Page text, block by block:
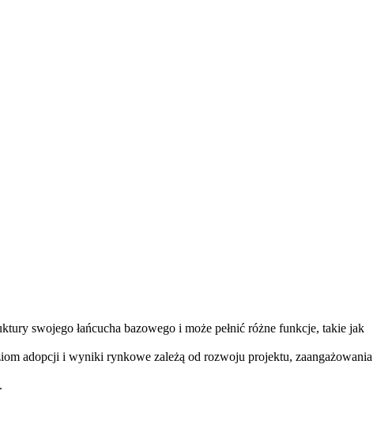
swojego łańcucha bazowego i może pełnić różne funkcje, takie jak
adopcji i wyniki rynkowe zależą od rozwoju projektu, zaangażowania